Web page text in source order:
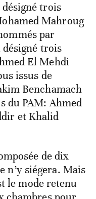
trois
Mahroug
par
trois
El Mehdi
issus de
Benchamach
du PAM: Ahmed
et Khalid
de dix
n’y siégera. Mais
le mode retenu